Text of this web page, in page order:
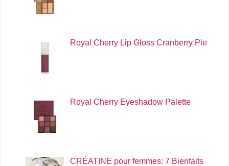
Royal Cherry Lip Gloss Cranberry Pie
Royal Cherry Eyeshadow Palette
CRÉATINE pour femmes: 7 Bienfaits